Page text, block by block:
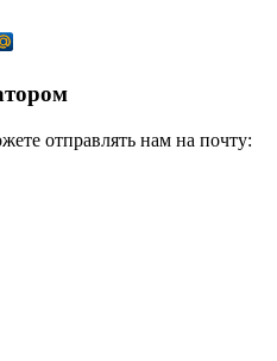
отправлять нам на почту: